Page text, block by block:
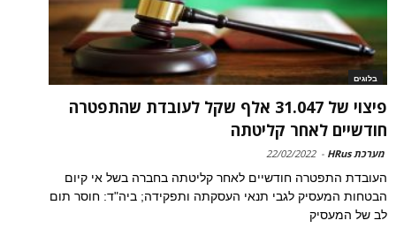
בלוגים
פיצוי של 31.047 אלף שקל לעובדת שהתפטרה
חודשיים לאחר קליטתה
מערכת HRus -
22/02/2022
העובדת התפטרה חודשיים לאחר קליטתה בחברה בשל אי קיום
הבטחות המעסיק לגבי תנאי העסקתה ותפקידה; ביה"ד: חוסר תום
לב של המעסיק